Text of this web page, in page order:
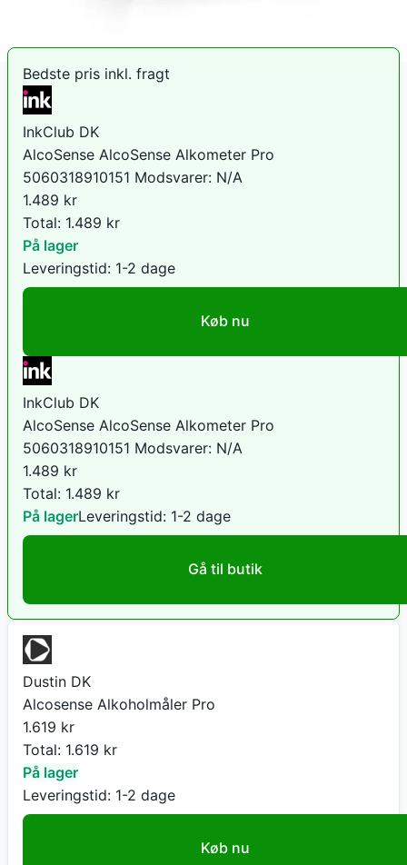
Bedste pris inkl. fragt
InkClub DK
AlcoSense AlcoSense Alkometer Pro
5060318910151 Modsvarer: N/A
1.489 kr
Total: 1.489 kr
På lager
Leveringstid: 1-2 dage
Køb nu
InkClub DK
AlcoSense AlcoSense Alkometer Pro
5060318910151 Modsvarer: N/A
1.489 kr
Total: 1.489 kr
På lagerLeveringstid: 1-2 dage
Gå til butik
Dustin DK
Alcosense Alkoholmåler Pro
1.619 kr
Total: 1.619 kr
På lager
Leveringstid: 1-2 dage
Køb nu